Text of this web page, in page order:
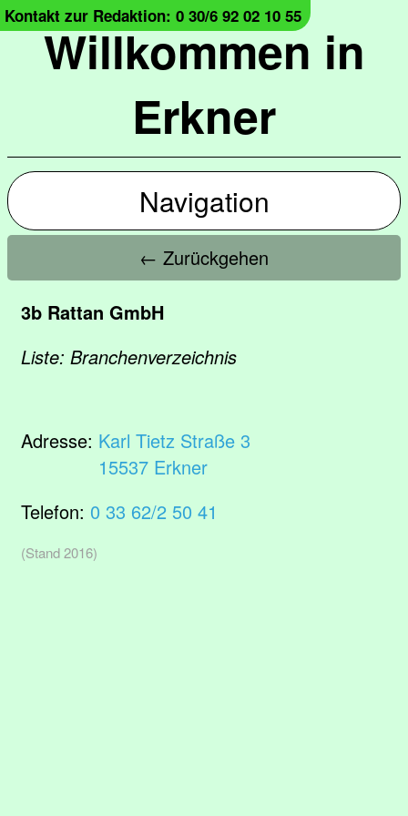
Willkommen in
Erkner
Kontakt zur Redaktion: 0 30/6 92 02 10 55
Navigation
← Zurückgehen
3b Rattan GmbH
Liste: Branchenverzeichnis
Adresse: Karl Tietz Straße 3
15537 Erkner
Telefon: 0 33 62/2 50 41
(Stand 2016)